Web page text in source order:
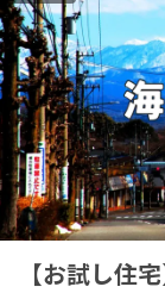
【お試し住